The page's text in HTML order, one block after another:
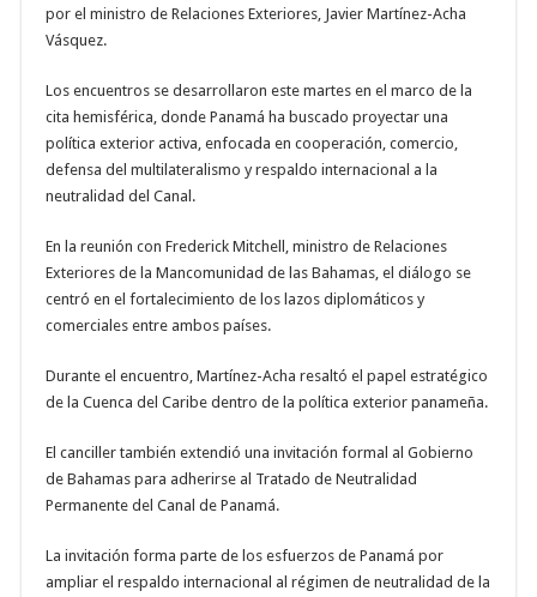
por el ministro de Relaciones Exteriores, Javier Martínez-Acha
Vásquez.
Los encuentros se desarrollaron este martes en el marco de la
cita hemisférica, donde Panamá ha buscado proyectar una
política exterior activa, enfocada en cooperación, comercio,
defensa del multilateralismo y respaldo internacional a la
neutralidad del Canal.
En la reunión con Frederick Mitchell, ministro de Relaciones
Exteriores de la Mancomunidad de las Bahamas, el diálogo se
centró en el fortalecimiento de los lazos diplomáticos y
comerciales entre ambos países.
Durante el encuentro, Martínez-Acha resaltó el papel estratégico
de la Cuenca del Caribe dentro de la política exterior panameña.
El canciller también extendió una invitación formal al Gobierno
de Bahamas para adherirse al Tratado de Neutralidad
Permanente del Canal de Panamá.
La invitación forma parte de los esfuerzos de Panamá por
ampliar el respaldo internacional al régimen de neutralidad de la